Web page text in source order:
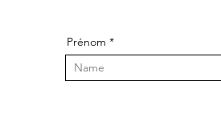
Prénom